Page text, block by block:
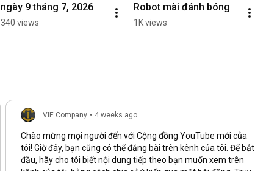
ngày 9 tháng 7, 2026
340 views
Robot mài đánh bóng
1K views
VIE Company • 4 weeks ago
Chào mừng mọi người đến với Cộng đồng YouTube mới của
tôi! Giờ đây, bạn cũng có thể đăng bài trên kênh của tôi. Để bắt
đầu, hãy cho tôi biết nội dung tiếp theo bạn muốn xem trên